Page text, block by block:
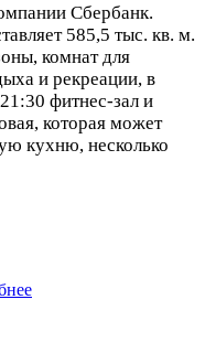
Сбербанк.
585,5 тыс. кв. м.
комнат для
и рекреации, в
фитнес-зал и
которая может
кухню, несколько